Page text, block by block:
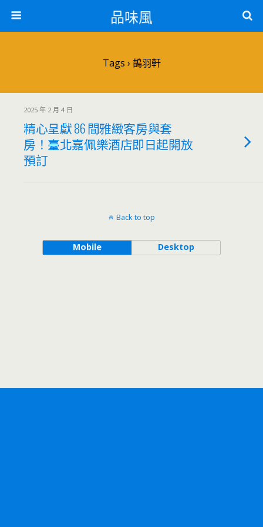
品味風
Tags › 鵲羽軒
2025 年 2 月 4 日
精心呈獻 86 間雅緻客房與套
房！臺北嘉佩樂酒店即日起開放
預訂
Back to top
Mobile Desktop